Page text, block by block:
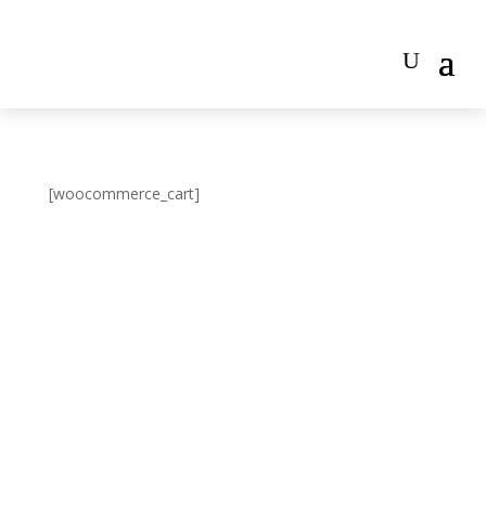
[woocommerce_cart]